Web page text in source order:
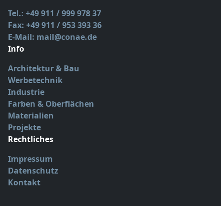
Tel.: +49 911 / 999 978 37
Fax: +49 911 / 953 393 36
E-Mail: mail@conae.de
Info
Architektur & Bau
Werbetechnik
Industrie
Farben & Oberflächen
Materialien
Projekte
Rechtliches
Impressum
Datenschutz
Kontakt